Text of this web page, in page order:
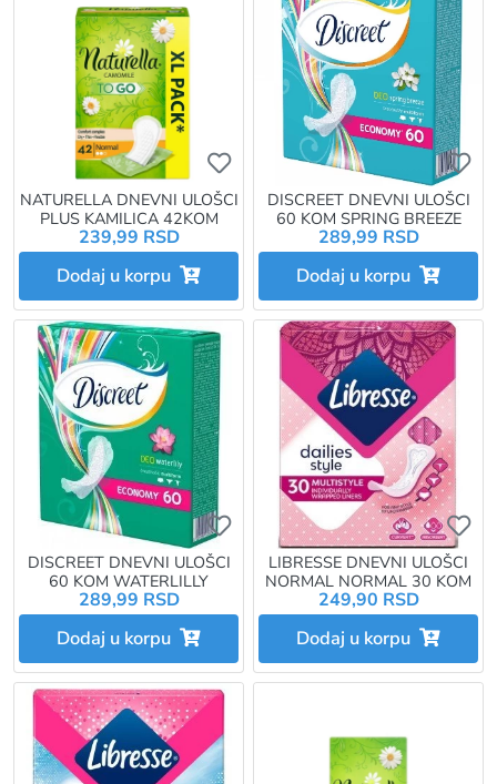
Ukoliko želite da dodate
NATURELLA DNEVNI ULOŠCI
PLUS KAMILICA 42KOM
239,99 RSD
Dodaj u korpu
DISCREET DNEVNI ULOŠCI
60 KOM SPRING BREEZE
289,99 RSD
Dodaj u korpu
Ukoliko želite da dodate
DISCREET DNEVNI ULOŠCI
60 KOM WATERLILLY
289,99 RSD
Dodaj u korpu
LIBRESSE DNEVNI ULOŠCI
NORMAL NORMAL 30 KOM
249,90 RSD
Dodaj u korpu